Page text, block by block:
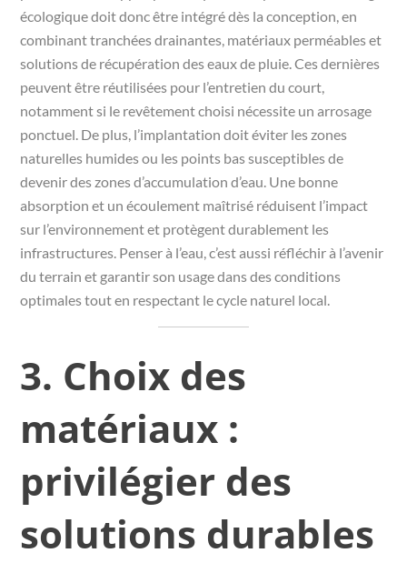
écologique doit donc être intégré dès la conception, en
combinant tranchées drainantes, matériaux perméables et
solutions de récupération des eaux de pluie. Ces dernières
peuvent être réutilisées pour l’entretien du court,
notamment si le revêtement choisi nécessite un arrosage
ponctuel. De plus, l’implantation doit éviter les zones
naturelles humides ou les points bas susceptibles de
devenir des zones d’accumulation d’eau. Une bonne
absorption et un écoulement maîtrisé réduisent l’impact
sur l’environnement et protègent durablement les
infrastructures. Penser à l’eau, c’est aussi réfléchir à l’avenir
du terrain et garantir son usage dans des conditions
optimales tout en respectant le cycle naturel local.
3. Choix des
matériaux :
privilégier des
solutions durables